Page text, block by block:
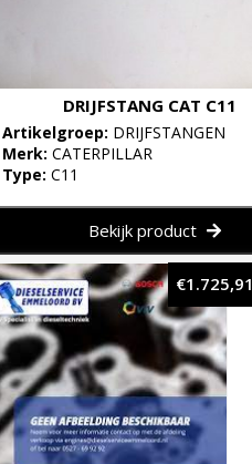
DRIJFSTANG CAT C11
Artikelgroep: DRIJFSTANGEN
Merk:CATERPILLAR
Type: C11
Bekijk product
€1.725,91